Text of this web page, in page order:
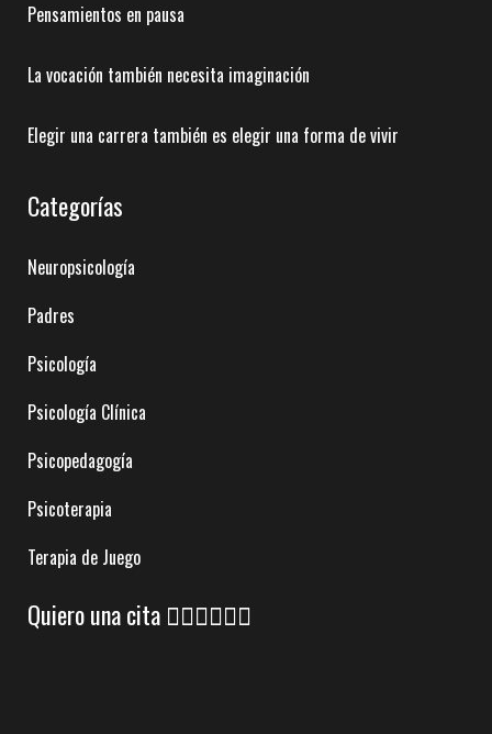
Pensamientos en pausa
La vocación también necesita imaginación
Elegir una carrera también es elegir una forma de vivir
Categorías
Neuropsicología
Padres
Psicología
Psicología Clínica
Psicopedagogía
Psicoterapia
Terapia de Juego
Quiero una cita 👇🏼👇🏼👇🏼